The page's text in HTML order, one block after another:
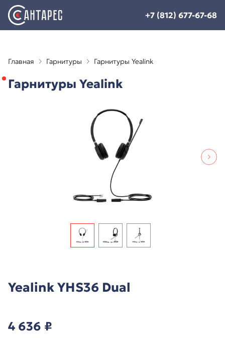
+7 (812) 677-67-68
Главная Гарнитуры Гарнитуры Yealink
Гарнитуры Yealink
Yealink YHS36 Dual
4 636 ₽